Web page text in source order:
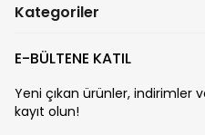
Kategoriler
E-BÜLTENE KATIL
Yeni çıkan ürünler, indirimler
kayıt olun!